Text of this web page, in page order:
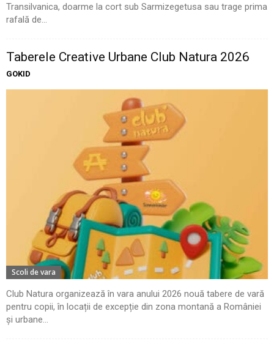
Transilvanica, doarme la cort sub Sarmizegetusa sau trage prima
rafală de...
Taberele Creative Urbane Club Natura 2026
GOKID
Scoli de vara
Club Natura organizează în vara anului 2026 nouă tabere de vară
pentru copii, în locații de excepție din zona montană a României
și urbane...